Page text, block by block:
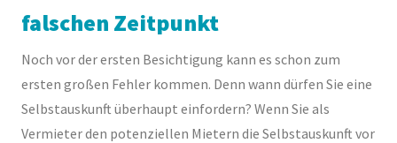
falschen Zeitpunkt
Noch vor der ersten Besichtigung kann es schon zum
ersten großen Fehler kommen. Denn wann dürfen Sie eine
Selbstauskunft überhaupt einfordern? Wenn Sie als
Vermieter den potenziellen Mietern die Selbstauskunft vor